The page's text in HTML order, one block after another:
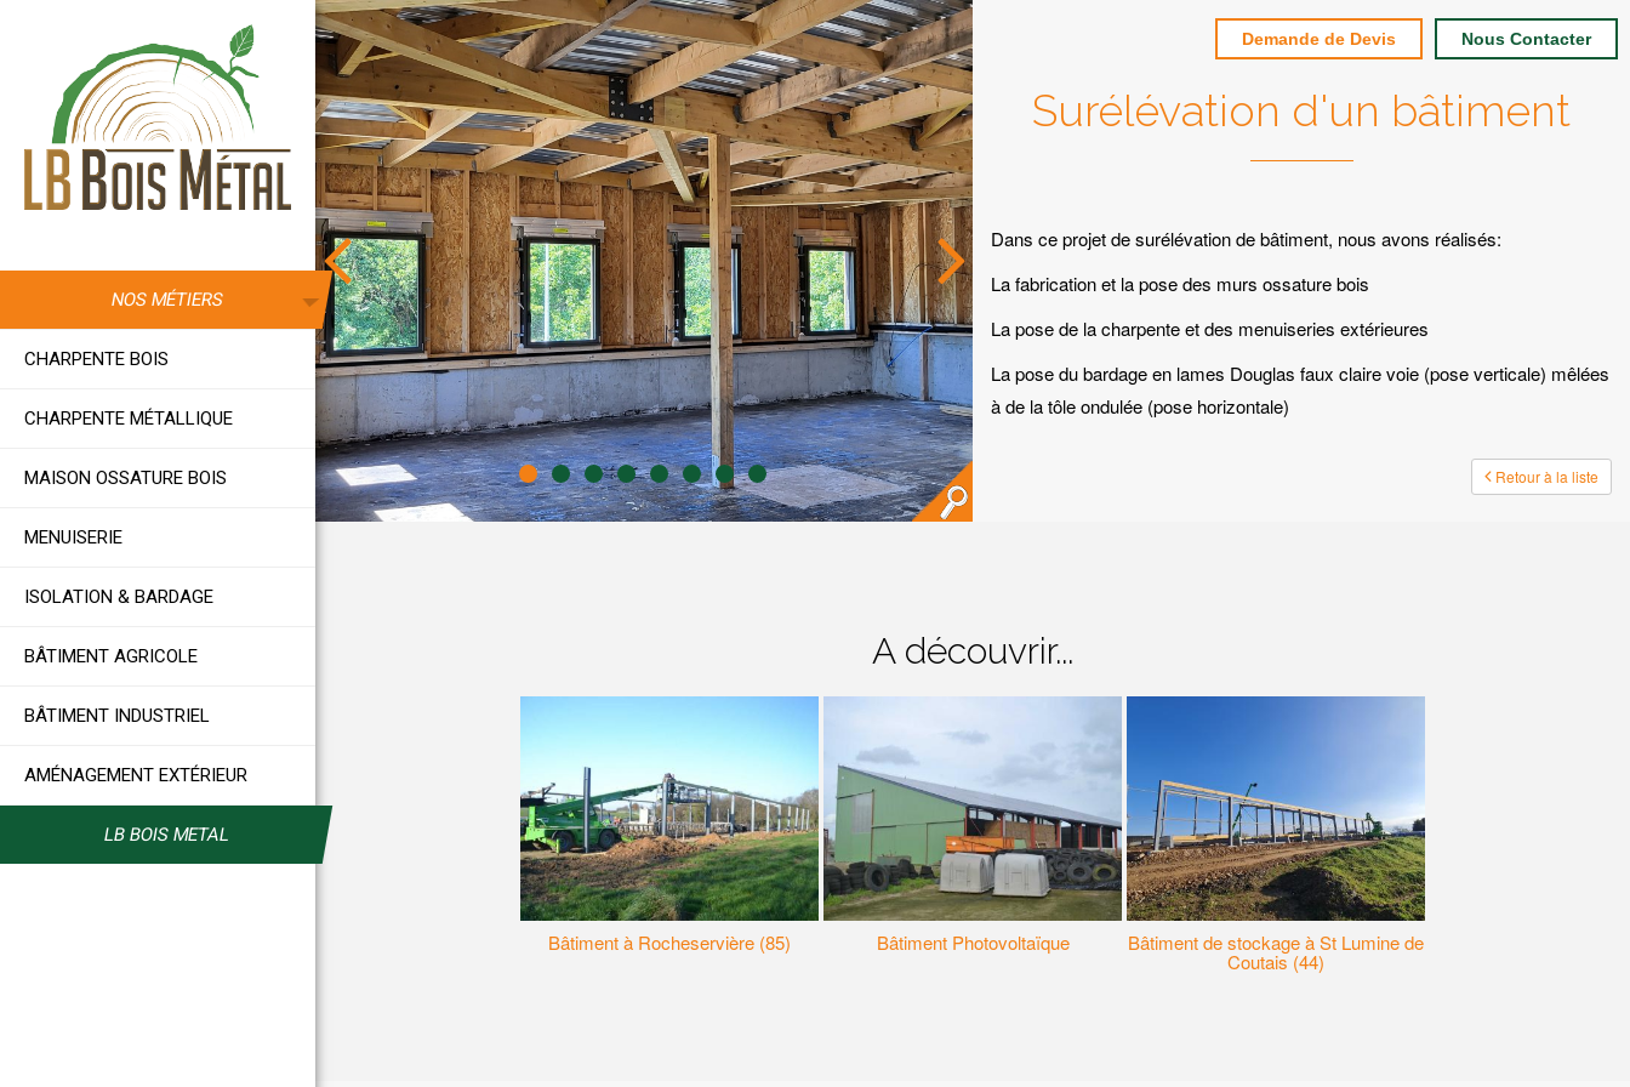
NOS MÉTIERS
CHARPENTE BOIS
CHARPENTE MÉTALLIQUE
MAISON OSSATURE BOIS
MENUISERIE
ISOLATION & BARDAGE
BÂTIMENT AGRICOLE
BÂTIMENT INDUSTRIEL
AMÉNAGEMENT EXTÉRIEUR
LB BOIS METAL
Nous Contacter
Demande de Devis
Surélévation d'un bâtiment
Dans ce projet de surélévation de bâtiment, nous avons réalisés:
La fabrication et la pose des murs ossature bois
La pose de la charpente et des menuiseries extérieures
La pose du bardage en lames Douglas faux claire voie (pose verticale) mêlées
à de la tôle ondulée (pose horizontale)
Retour à la liste
A découvrir...
Bâtiment à Rocheservière (85) Bâtiment Photovoltaïque Bâtiment de stockage à St Lumine de
Coutais (44)